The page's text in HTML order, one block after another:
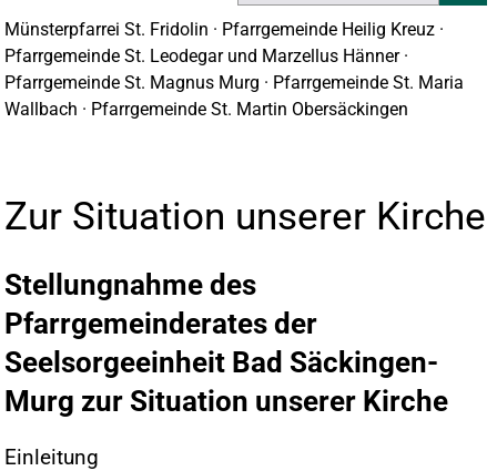
Münsterpfarrei St. Fridolin · Pfarrgemeinde Heilig Kreuz ·
Pfarrgemeinde St. Leodegar und Marzellus Hänner ·
Pfarrgemeinde St. Magnus Murg · Pfarrgemeinde St. Maria
Wallbach · Pfarrgemeinde St. Martin Obersäckingen
Zur Situation unserer Kirche
Stellungnahme des
Pfarrgemeinderates der
Seelsorgeeinheit Bad Säckingen-
Murg zur Situation unserer Kirche
Einleitung